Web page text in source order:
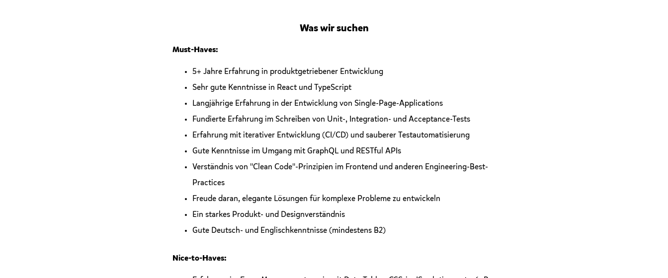
Was wir suchen
Must-Haves:
5+ Jahre Erfahrung in produktgetriebener Entwicklung
Sehr gute Kenntnisse in React und TypeScript
Langjährige Erfahrung in der Entwicklung von Single-Page-Applications
Fundierte Erfahrung im Schreiben von Unit-, Integration- und Acceptance-Tests
Erfahrung mit iterativer Entwicklung (CI/CD) und sauberer Testautomatisierung
Gute Kenntnisse im Umgang mit GraphQL und RESTful APIs
Verständnis von "Clean Code"-Prinzipien im Frontend und anderen Engineering-Best-
Practices
Freude daran, elegante Lösungen für komplexe Probleme zu entwickeln
Ein starkes Produkt- und Designverständnis
Gute Deutsch- und Englischkenntnisse (mindestens B2)
Nice-to-Haves: